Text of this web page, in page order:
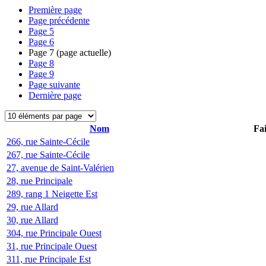
Première page
Page précédente
Page 5
Page 6
Page 7 (page actuelle)
Page 8
Page 9
Page suivante
Dernière page
Nom
266, rue Sainte-Cécile
267, rue Sainte-Cécile
27, avenue de Saint-Valérien
28, rue Principale
289, rang 1 Neigette Est
29, rue Allard
30, rue Allard
304, rue Principale Ouest
31, rue Principale Ouest
311, rue Principale Est